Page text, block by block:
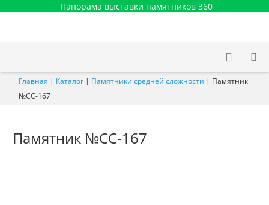
Панорама выставки памятников 360
Главная | Каталог | Памятники средней сложности | Памятник
№СС-167
Памятник №СС-167